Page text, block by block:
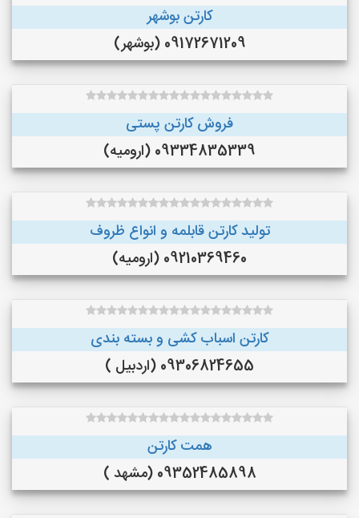
کارتن بوشهر
09172671209 (بوشهر)
فروش کارتن پستی
09334835339 (ارومیه)
تولید کارتن قابلمه و انواع ظروف
09210369460 (ارومیه)
کارتن اسباب کشی و بسته بندی
09306824655 (اردبیل )
همت کارتن
09352485898 (مشهد )